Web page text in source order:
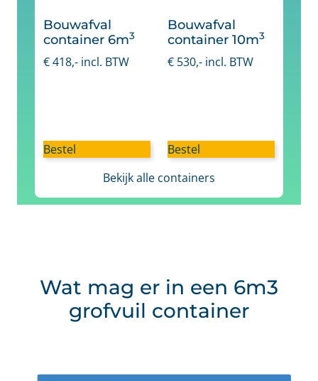
Bouwafval
container 6m3
€418,- incl. BTW
Bestel
Bouwafval
container 10m3
€ 530,- incl. BTW
Bestel
Bekijk alle containers
Wat mag er in een 6m3
grofvuil container